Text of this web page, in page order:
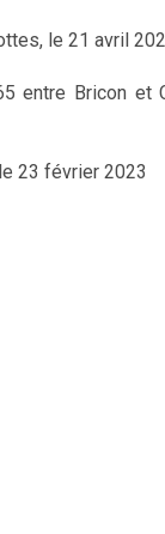
le 21 avril
entre Bricon et
23 février 2023